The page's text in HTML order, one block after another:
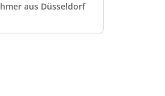
aus Düsseldorf